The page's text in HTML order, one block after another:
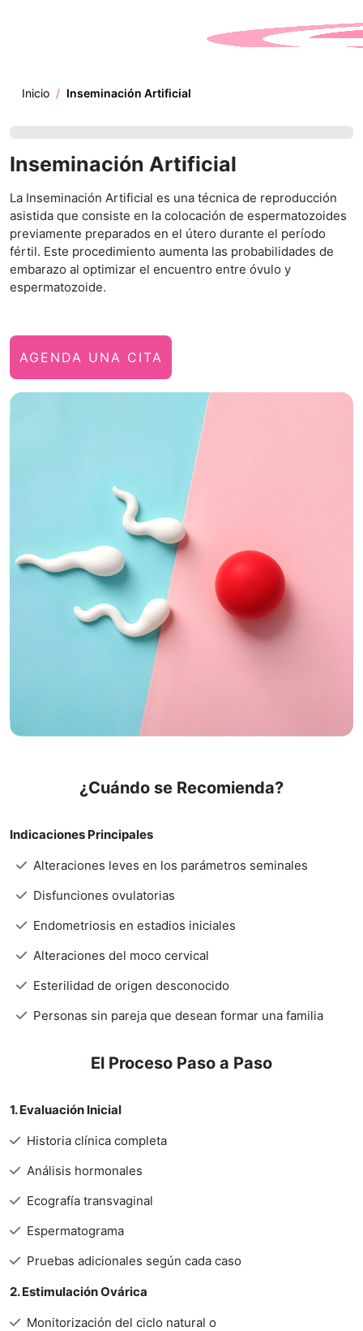
Inicio / Inseminación Artificial
Inseminación Artificial
La Inseminación Artificial es una técnica de reproducción
asistida que consiste en la colocación de espermatozoides
previamente preparados en el útero durante el período
fértil. Este procedimiento aumenta las probabilidades de
embarazo al optimizar el encuentro entre óvulo y
espermatozoide.
AGENDA UNA CITA
¿Cuándo se Recomienda?
Indicaciones Principales
Alteraciones leves en los parámetros seminales
Disfunciones ovulatorias
Endometriosis en estadios iniciales
Alteraciones del moco cervical
Esterilidad de origen desconocido
Personas sin pareja que desean formar una familia
El Proceso Paso a Paso
1. Evaluación Inicial
Historia clínica completa
Análisis hormonales
Ecografía transvaginal
Espermatograma
Pruebas adicionales según cada caso
2. Estimulación Ovárica
Monitorización del ciclo natural o